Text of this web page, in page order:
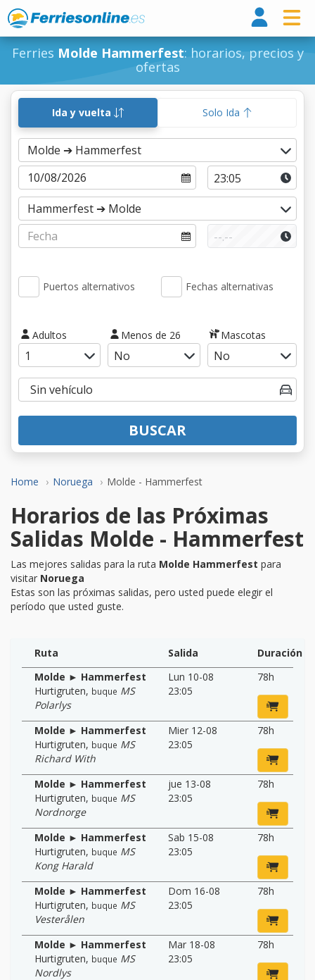
Ferries Molde Hammerfest: horarios, precios y
ofertas
Home Noruega Molde - Hammerfest
Ida y vuelta Solo Ida
Puertos alternativos Fechas alternativas
Adultos Menos de 26 Mascotas
BUSCAR
Horarios de las Próximas
Salidas Molde - Hammerfest
Las mejores salidas para la ruta Molde Hammerfest para
visitar Noruega
Estas son las próximas salidas, pero usted puede elegir el
período que usted guste.
Ruta Salida
Duración
Molde ► Hammerfest
Hurtigruten, buque MS
Polarlys
Lun 10-08
23:05
78h
Molde ► Hammerfest
Hurtigruten, buque MS
Richard With
Mier 12-08
23:05
78h
Molde ► Hammerfest
Hurtigruten, buque MS
Nordnorge
jue 13-08
23:05
78h
Molde ► Hammerfest
Hurtigruten, buque MS
Kong Harald
Sab 15-08
23:05
78h
Molde ► Hammerfest
Hurtigruten, buque MS
Vesterålen
Dom 16-08
23:05
78h
Molde ► Hammerfest
Hurtigruten, buque MS
Nordlys
Mar 18-08
23:05
78h